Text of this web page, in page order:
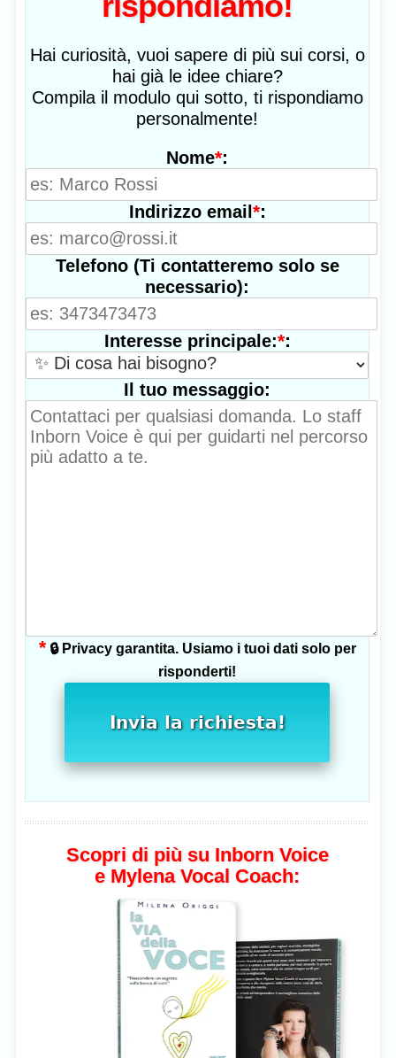
Hai curiosità, vuoi sapere di più sui corsi, o
hai già le idee chiare?
Compila il modulo qui sotto, ti rispondiamo
personalmente!
Nome*:
Indirizzo email *:
Telefono (Ti contatteremo solo se
necessario):
Interesse principale:*:
Il tuo messaggio:
*🔒 Privacy garantita. Usiamo i tuoi dati solo per
risponderti!
Invia la richiesta!
Scopri di più su Inborn Voice
e Mylena Vocal Coach: